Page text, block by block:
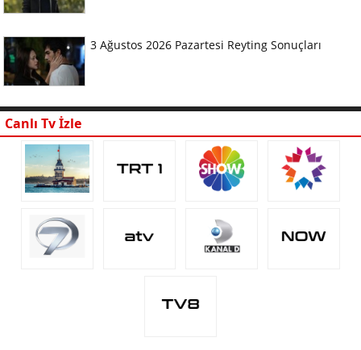
3 Ağustos 2026 Pazartesi Reyting Sonuçları
Canlı Tv İzle